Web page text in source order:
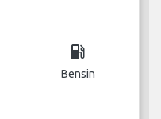
local_gas_station
Bensin